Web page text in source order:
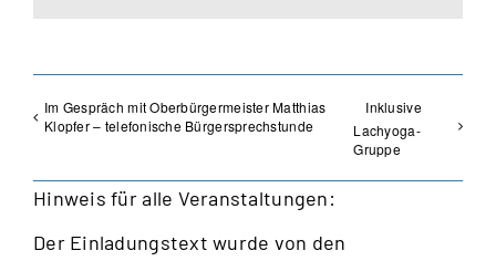
Im Gespräch mit Oberbürgermeister Matthias
Klopfer – telefonische Bürgersprechstunde
Inklusive
Lachyoga-
Gruppe
Hinweis für alle Veranstaltungen:
Der Einladungstext wurde von den